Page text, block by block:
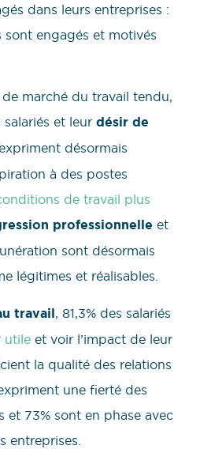
dans leurs entreprises :
sont engagés et motivés
marché du travail tendu,
et leur désir de
désormais
à des postes
de travail plus
professionnelle et
sont désormais
légitimes et réalisables.
travail, 81,3% des salariés
utile et voir l’impact de leur
la qualité des relations
une fierté des
et 73% sont en phase avec
entreprises.